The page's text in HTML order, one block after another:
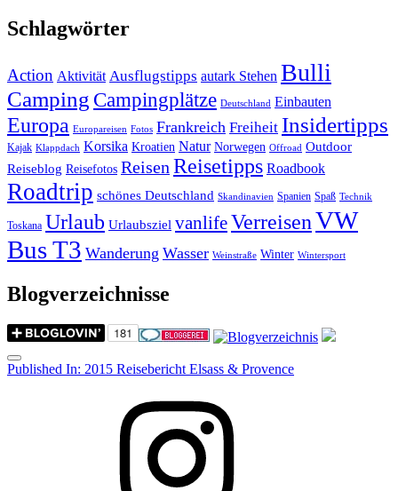
Schlagwörter
Action Aktivität Ausflugstipps autark Stehen Bulli
Camping Campingplätze Deutschland Einbauten
Europa Europareisen Fotos Frankreich Freiheit Insidertipps
Kajak Klappdach Korsika Kroatien Natur Norwegen Offroad Outdoor
Reiseblog Reisefotos ReisenReisetipps Roadbook
Roadtrip schönes Deutschland Skandinavien Spanien Spaß Technik
Toskana Urlaub Urlaubsziel vanlifeVerreisenVW
Bus T3 Wanderung Wasser Weinstraße Winter Wintersport
Blogverzeichnisse
Menu
Post
Published In: 2015 Reisebericht Elsass & Provence